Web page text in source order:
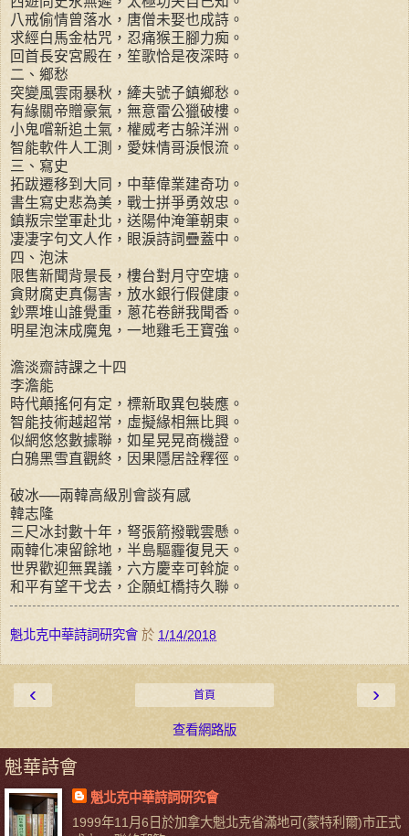
八戒偷情曾落水，唐僧未娶也成詩。
求經白馬金枯咒，忍痛猴王腳力痴。
回首長安宮殿在，笙歌恰是夜深時。
二、鄉愁
突變風雲雨暴秋，縴夫號子鎮鄉愁。
有緣關帝贈豪氣，無意雷公獵破樓。
小鬼嚐新追土氣，權威考古躲洋洲。
智能軟件人工測，愛妹情哥淚恨流。
三、寫史
拓跋遷移到大同，中華偉業建奇功。
書生寫史悲為美，戰士拼爭勇效忠。
鎮叛宗堂軍赴北，送陽仲淹筆朝東。
凄凄字句文人作，眼淚詩詞疊蓋中。
四、泡沫
限售新聞背景長，樓台對月守空塘。
貪財腐吏真傷害，放水銀行假健康。
鈔票堆山誰覺重，蔥花卷餅我聞香。
明星泡沫成魔鬼，一地雞毛王寶強。
澹淡齋詩課之十四
李澹能
時代顛搖何有定，標新取異包裝應。
智能技術越超常，虛擬緣相無比興。
似網悠悠數據聯，如星晃晃商機證。
白鴉黑雪直觀終，因果隱居詮釋徑。
破冰──兩韓高級別會談有感
韓志隆
三尺冰封數十年，弩張箭撥戰雲懸。
兩韓化凍留餘地，半島驅霾復見天。
世界歡迎無異議，六方慶幸可斡旋。
和平有望干戈去，企願虹橋持久聯。
魁北克中華詩詞研究會 於 1/14/2018
‹ ›
首頁
查看網路版
魁華詩會
魁北克中華詩詞研究會
1999年11月6日於加拿大魁北克省滿地可(蒙特利爾)市正式